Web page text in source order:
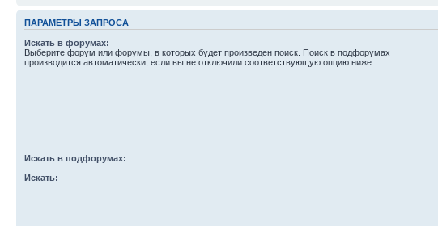
ПАРАМЕТРЫ ЗАПРОСА
Искать в форумах:
Выберите форум или форумы, в которых будет произведен поиск. Поиск в подфорумах
производится автоматически, если вы не отключили соответствующую опцию ниже.
Искать в подфорумах:
Искать: